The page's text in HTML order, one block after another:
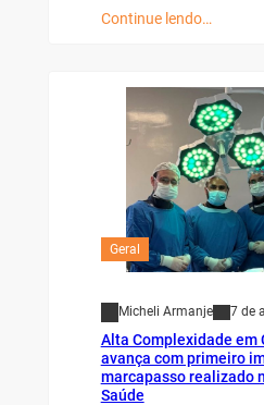
Continue lendo…
Geral
Micheli Armanje 7 de
Alta Complexidade em
avança com primeiro
marcapasso realizado
Saúde